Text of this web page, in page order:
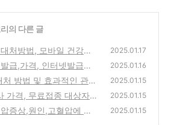
의 다른 글
처방법, 모바일 건강보
2025.01.17
급,가격, 인터넷발급방
2025.01.16
방법 및 효과적인 관리
2025.01.15
가격, 무료접종 대상자,
류
(1)
2025.01.15
증상,원인,고혈압에 좋
2025.01.15